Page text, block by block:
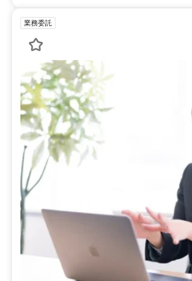
業務委託